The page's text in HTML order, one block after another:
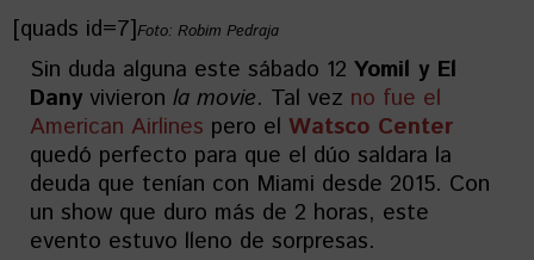
[quads id=7]Foto: Robim Pedraja
Sin duda alguna este sábado 12 Yomil y El
Dany vivieron la movie. Tal vez no fue el
American Airlines pero el Watsco Center
quedó perfecto para que el dúo saldara la
deuda que tenían con Miami desde 2015. Con
un show que duro más de 2 horas, este
evento estuvo lleno de sorpresas.